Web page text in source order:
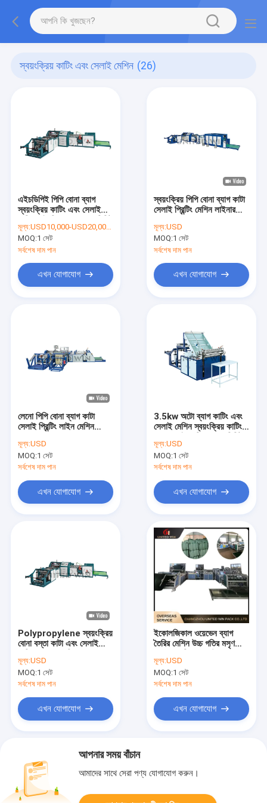
স্বয়ংক্রিয় কাটিং এবং সেলাই মেশিন (26)
এইচডিপিই পিপি বোনা ব্যাগ
স্বয়ংক্রিয় কাটিং এবং সেলাই
মূল্য:USD10,000-USD20,000 /set
MOQ:1 সেট
সর্বশেষ দাম পান
এখন যোগাযোগ
স্বয়ংক্রিয় পিপি বোনা ব্যাগ কাটা
সেলাই প্রিন্টিং মেশিন লাইনার
মূল্য:USD
MOQ:1 সেট
সর্বশেষ দাম পান
এখন যোগাযোগ
লেনো পিপি বোনা ব্যাগ কাটা
সেলাই প্রিন্টিং লাইন মেশিন
মূল্য:USD
MOQ:1 সেট
সর্বশেষ দাম পান
এখন যোগাযোগ
3.5kw অটো ব্যাগ কাটিং এবং
সেলাই মেশিন স্বয়ংক্রিয় কাটিং
মূল্য:USD
MOQ:1 সেট
সর্বশেষ দাম পান
এখন যোগাযোগ
Polypropylene স্বয়ংক্রিয়
বোনা বস্তা কাটা এবং সেলাই
মূল্য:USD
MOQ:1 সেট
সর্বশেষ দাম পান
এখন যোগাযোগ
ইকোলজিকাল ওয়েভেন ব্যাগ
তৈরির মেশিন উচ্চ গতির মসৃণ
জন্য
মূল্য:USD
MOQ:1 সেট
সর্বশেষ দাম পান
এখন যোগাযোগ
আপনার সময় বাঁচান
আমাদের সাথে সেরা পণ্য যোগাযোগ করুন।